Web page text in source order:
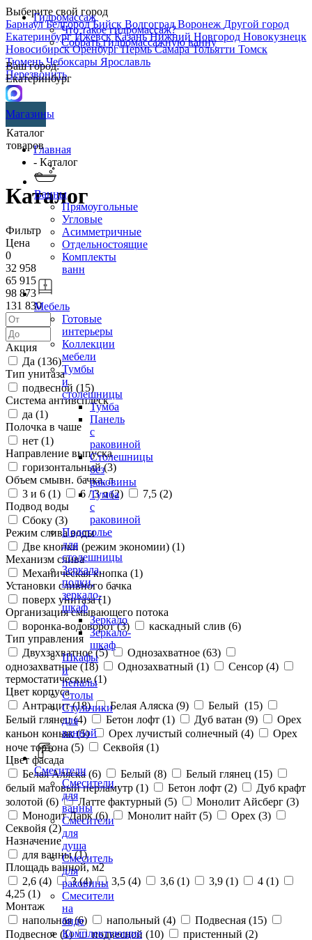
Выберите свой город
БарнаулБелгородБийск ВолгоградВоронеж Другой город
ЕкатеринбургИжевскКазаньНижний Новгород Новокузнецк
НовосибирскОренбургПермьСамараТольятти Томск
ТюменьЧебоксары Ярославль
Перезвонить
Гидромассаж
Что такое гидромассаж?
Собрать гидромассажную ванну
Ваш город:
Екатеринбург
Магазины
Каталог
товаров
Ванны
Прямоугольные
Угловые
Асимметричные
Отдельностоящие
Комплекты
ванн
Мебель
Готовые
интерьеры
Коллекции
мебели
Тумбы
и
столешницы
Тумба
Панель
с
раковиной
Столешницы
без
раковины
Тумба
с
раковиной
Подстолье
для
столешницы
Зеркала,
полки,
зеркало-
шкаф
Зеркало
Зеркало-
шкаф
Шкафы
и
пеналы
Столы
Стульчики
для
ванной
Смесители
Смесители
для
ванны
Смесители
для
душа
Смеситель
для
раковины
Смесители
на
биде
Комплектующие
Главная
- Каталог
Каталог
Фильтр
Цена
0
32 958
65 915
98 873
131 830
Акция
Да (136)
Тип унитаза
подвесной (15)
Система антивсплеск
да (1)
Полочка в чаше
нет (1)
Направление выпуска
горизонтальный (3)
Объем смывн. бачка, л
3 и 6 (1) 6 / 3 л (2) 7,5 (2)
Подвод воды
Сбоку (3)
Режим слива воды
Две кнопки (режим экономии) (1)
Механизм слива
Механическая кнопка (1)
Установки сливного бачка
поверх унитаза (1)
Организация смывающего потока
воронка-водоворот (3) каскадный слив (6)
Тип управления
Двухзахватное (5) Однозахватное (63)
однозахватные (18) Однозахватный (1) Сенсор (4)
термостатические (1)
Цвет корпуса
Антрацит (18) Белая Аляска (9) Белый (15)
Белый глянец (4) Бетон лофт (1) Дуб ватан (9)
Орех
каньон коньяк (5) Орех лучистый солнечный (4)
Орех
ноче тортона (5) Секвойя (1)
Цвет фасада
Белая Аляска (6) Белый (8) Белый глянец (15)
белый матовый перламутр (1) Бетон лофт (2)
Дуб крафт
золотой (6) Латте фактурный (5) Монолит Айсберг (3)
Монолит Дарк (6) Монолит найт (5) Орех (3)
Секвойя (2)
Назначение
для ванны (1)
Площадь ванной, м2
2,6 (4) 3 (4) 3,5 (4) 3,6 (1) 3,9 (1) 4 (1)
4,25 (1)
Монтаж
напольная (6) напольный (4) Подвесная (15)
Подвесное (1) подвесной (10) пристенный (2)